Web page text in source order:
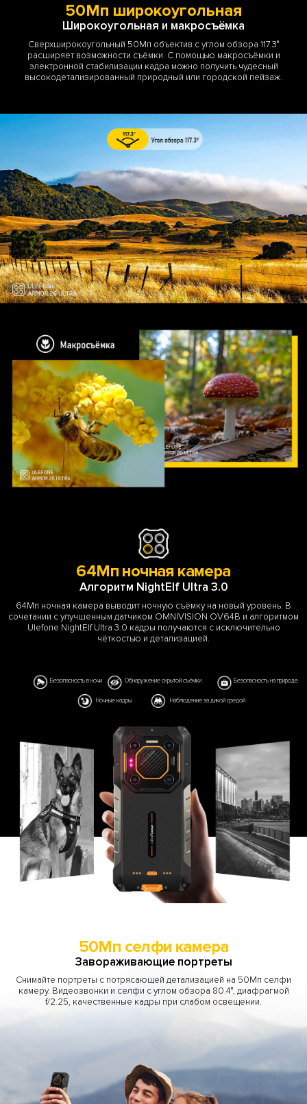
50Мп широкоугольная
Широкоугольная и макросъёмка
Сверхширокоугольный 50Мп объектив с углом обзора 117.3°
расширяет возможности съёмки. С помощью макросъёмки и
электронной стабилизации кадра можно получить чудесный
высокодетализированный природный или городской пейзаж.
64Мп ночная камера
Алгоритм NightElf Ultra 3.0
64Мп ночная камера выводит ночную съёмку на новый уровень. В
сочетании с улучшенным датчиком OMNIVISION OV64B и алгоритмом
Ulefone NightElf Ultra 3.0 кадры получаются с исключительно
чёткостью и детализацией.
Безопасность в ночи Обнаружение скрытой съёмки Безопасность на природе
Ночные кадры Наблюдение за дикой средой
50Мп селфи камера
Завораживающие портреты
Снимайте портреты с потрясающей детализацией на 50Мп селфи
камеру. Видеозвонки и селфи с углом обзора 80.4°, диафрагмой
f/2.25, качественные кадры при слабом освещении.